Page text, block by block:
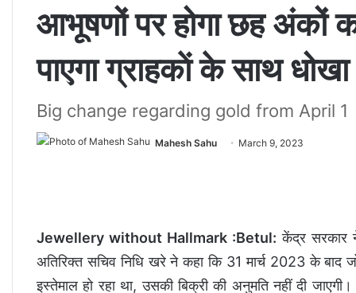
आभूषणों पर होगा छह अंकों
पाएगा ग्राहकाें के साथ धोखा
Big change regarding gold from April 1
Mahesh Sahu March 9, 2023
Jewellery without Hallmark :Betul: केंद्र सरकार
अतिरिक्त सचिव निधि खरे ने कहा कि 31 मार्च 2023 के
इस्तेमाल हो रहा था, उसकी बिक्री की अनुमति नहीं दी